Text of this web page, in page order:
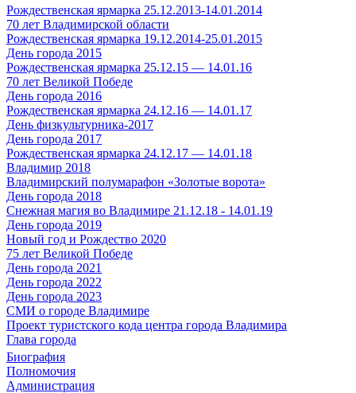
Рождественская ярмарка 25.12.2013-14.01.2014
70 лет Владимирской области
Рождественская ярмарка 19.12.2014-25.01.2015
День города 2015
Рождественская ярмарка 25.12.15 — 14.01.16
70 лет Великой Победе
День города 2016
Рождественская ярмарка 24.12.16 — 14.01.17
День физкультурника-2017
День города 2017
Рождественская ярмарка 24.12.17 — 14.01.18
Владимир 2018
Владимирский полумарафон «Золотые ворота»
День города 2018
Снежная магия во Владимире 21.12.18 - 14.01.19
День города 2019
Новый год и Рождество 2020
75 лет Великой Победе
День города 2021
День города 2022
День города 2023
СМИ о городе Владимире
Проект туристского кода центра города Владимира
Глава города
Биография
Полномочия
Администрация